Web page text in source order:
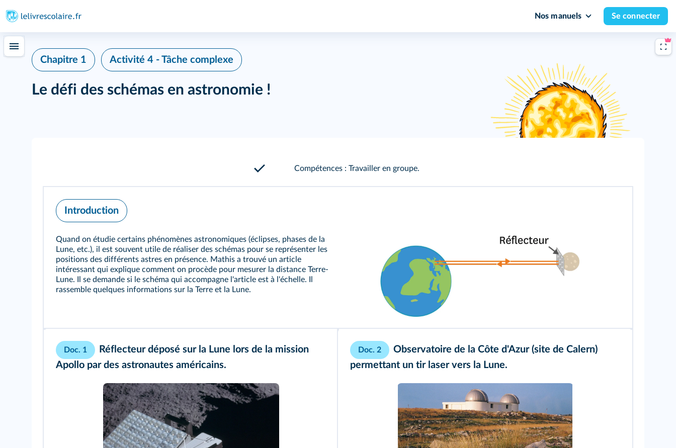
Nos manuels Se connecter
Chapitre 1 Activité 4 - Tâche complexe
Le défi des schémas en astronomie !
Compétences : Travailler en groupe.
Introduction
Quand on étudie certains phénomènes astronomiques (éclipses, phases de la
Lune, etc.), il est souvent utile de réaliser des schémas pour se représenter les
positions des différents astres en présence. Mathis a trouvé un article
intéressant qui explique comment on procède pour mesurer la distance Terre-
Lune. Il se demande si le schéma qui accompagne l'article est à l'échelle. Il
rassemble quelques informations sur la Terre et la Lune.
Doc. 1
Réflecteur déposé sur la Lune lors de la mission
Apollo par des astronautes américains.
Doc. 2
Observatoire de la Côte d'Azur (site de Calern)
permettant un tir laser vers la Lune.